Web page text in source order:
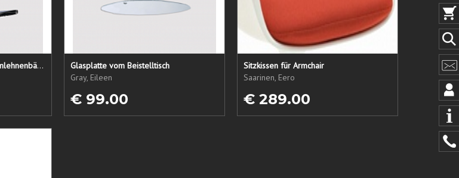
LC1 Ersatzsitz + Rücken + Armlehnenbänder
Glasplatte vom Beistelltisch
Gray, Eileen
€ 99.00
Sitzkissen für Armchair
Saarinen, Eero
€ 289.00